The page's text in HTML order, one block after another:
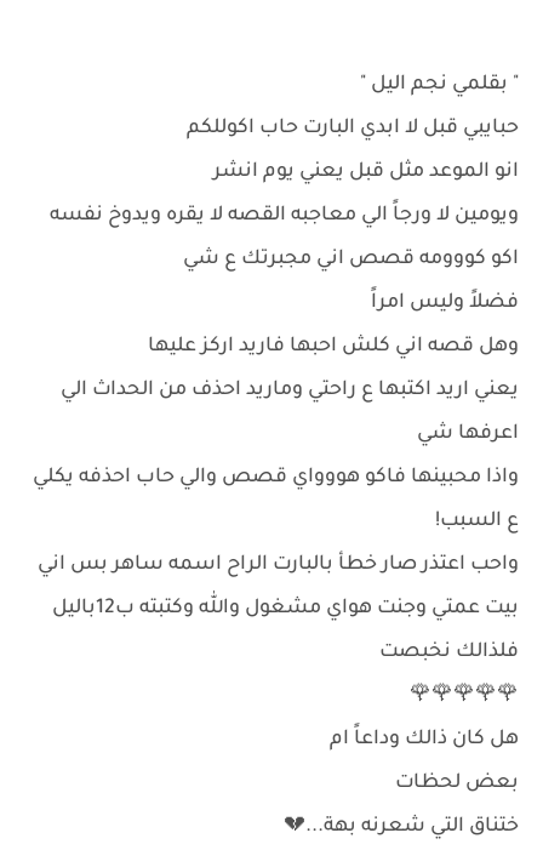
" بقلمي نجم اليل "
حبايبي قبل لا ابدي البارت حاب اكوللكم
انو الموعد مثل قبل يعني يوم انشر
ويومين لا ورجاً الي معاجبه القصه لا يقره ويدوخ نفسه
اكو كووومه قصص اني مجبرتك ع شي
فضلاً وليس امراً
وهل قصه اني كلش احبها فاريد اركز عليها
يعني اريد اكتبها ع راحتي وماريد احذف من الحداث الي
اعرفها شي
واذا محبينها فاكو هووواي قصص والي حاب احذفه يكلي
ع السبب!
واحب اعتذر صار خطأ بالبارت الراح اسمه ساهر بس اني
بيت عمتي وجنت هواي مشغول والله وكتبته ب12باليل
فلذالك نخبصت
🌹🌹🌹🌹🌹
هل كان ذالك وداعاً ام
بعض لحظات
ختناق التي شعرنه بهة...💔